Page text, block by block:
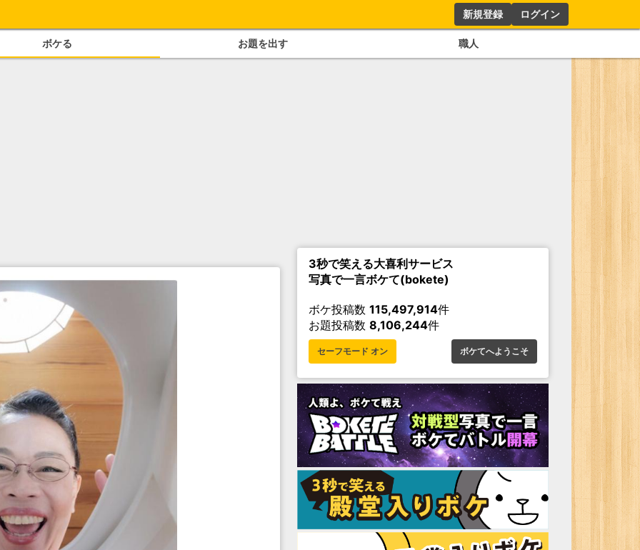
新規登録 ログイン
ボケる お題を出す 職人
3秒で笑える大喜利サービス
写真で一言ボケて(bokete)
ボケ投稿数 115,497,914件
お題投稿数 8,106,244件
セーフモード オン ボケてへようこそ